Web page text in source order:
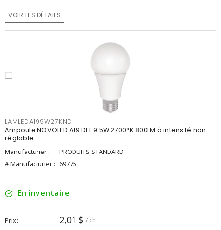
VOIR LES DÉTAILS
LAMLEDA199W27KND
Ampoule NOVOLED A19 DEL 9.5W 2700°K 800LM à intensité non
réglable
Manufacturier :
PRODUITS STANDARD
# Manufacturier : 69775
En inventaire
Prix 2,01 $ / ch